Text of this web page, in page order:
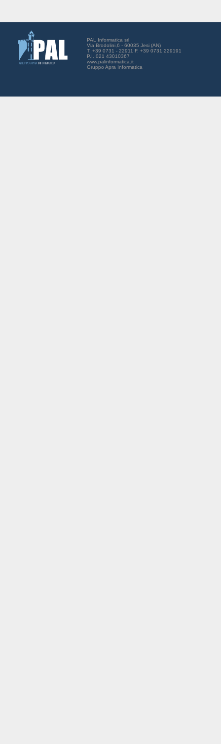
PAL Informatica srl
Via Brodolini,6 - 60035 Jesi (AN)
T. +39 0731 - 22911 F. +39 0731 229191
P.I. 021 43010367
www.palinformatica.it
Gruppo Apra Informatica